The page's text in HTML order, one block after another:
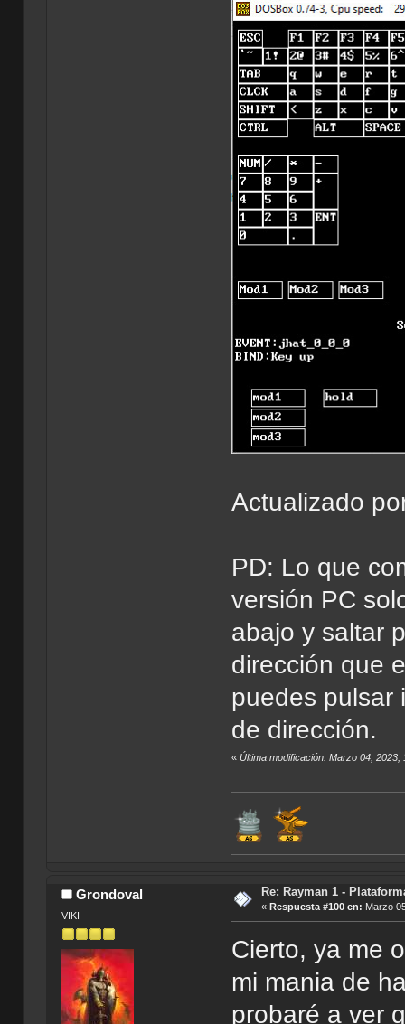
Actualizado
PD: Lo que
versión PC
abajo y saltar
dirección que
puedes pulsar
de dirección.
«Última modificación: Marzo 04, 2023,
Grondoval
VIKI
Re: Rayman 1 -
« Respuesta #100 en: Marzo
Cierto, ya me
mi mania de
probaré a ver